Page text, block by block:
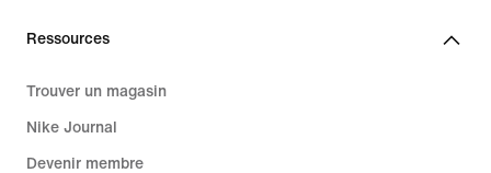
Ressources
Trouver un magasin
Nike Journal
Devenir membre